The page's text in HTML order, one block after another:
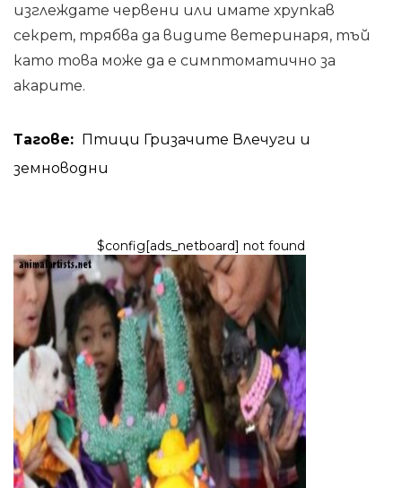
изглеждате червени или имате хрупкав
секрет, трябва да видите ветеринаря, тъй
като това може да е симптоматично за
акарите.
Тагове: Птици Гризачите Влечуги и
земноводни
$config[ads_netboard] not found
КУЧЕТА
Екстравагантни кучета за
рожден ден: Какво ще
направят собствениците на
кучета за любов